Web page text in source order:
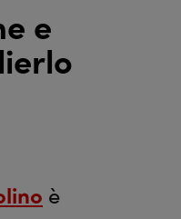
e
è